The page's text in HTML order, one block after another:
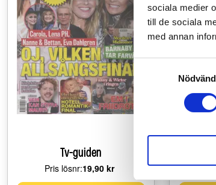
sociala medier
till de sociala
med annan
Samtyckesval
Tv-guiden
Pris lösnr:Price:
19,90 kr